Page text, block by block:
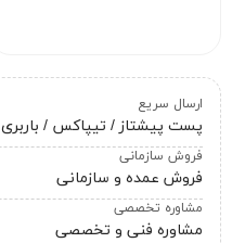
ارسال سریع
پست پیشتاز / تیپاکس / باربری
فروش سازمانی
فروش عمده و سازمانی
مشاوره تخصصی
مشاوره فنی و تخصصی